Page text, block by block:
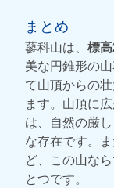
まとめ
蓼科山は、 標
美な円錐形の
て山頂からの
ます。山頂に
は、自然の厳
な存在です。
ど、この山な
とつです。